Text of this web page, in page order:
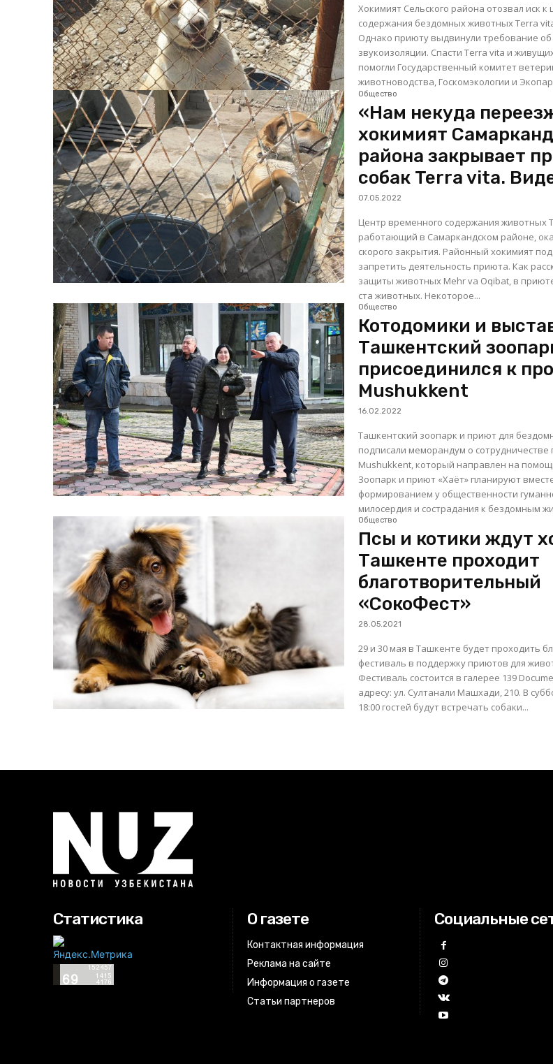
Хокимият Сельского района отозвал иск к
содержания бездомных животных Terra
Однако приюту выдвинули требование об
звукоизоляции. Спасти Terra vita и живущих в нем собак
помогли Государственный комитет
животноводства, Госкомэкологии и
Общество
«Нам некуда
хокимият
района закрывает
собак Terra vita.
07.05.2022
Центр временного содержания животных
работающий в Самаркандском районе,
скорого закрытия. Районный хокимият
запретить деятельность приюта. Как рассказали в Обществе
защиты животных Mehr va Oqibat, в
ста животных. Некоторое...
Общество
Котодомики и
Ташкентский
присоединился к
Mushukkent
16.02.2022
Ташкентский зоопарк и приют для
подписали меморандум о сотрудничестве
Mushukkent, который направлен на
Зоопарк и приют «Хаёт» планируют
формированием у общественности
Общество
Псы и котики ждут
Ташкенте проходит
благотворительный
«СокоФест»
28.05.2021
29 и 30 мая в Ташкенте будет проходить
фестиваль в поддержку приютов для
Фестиваль состоится в галерее 139
адресу: ул. Султанали Машхади, 210. В субботу 29 мая с 12:00 по
18:00 гостей будут встречать собаки...
Статистика О газете
Контактная информация
Реклама на сайте
Информация о газете
Статьи партнеров
Социальные